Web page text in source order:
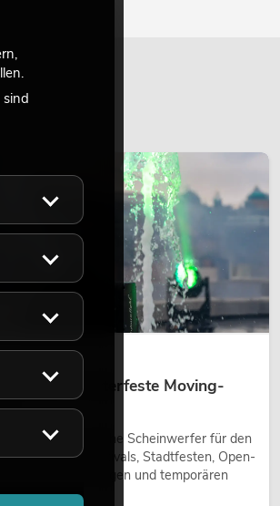
Heads: Wetterfeste Moving-
sind bewegliche Scheinwerfer für den
werden bei Festivals, Stadtfesten, Open-
und temporären
eingesetzt.